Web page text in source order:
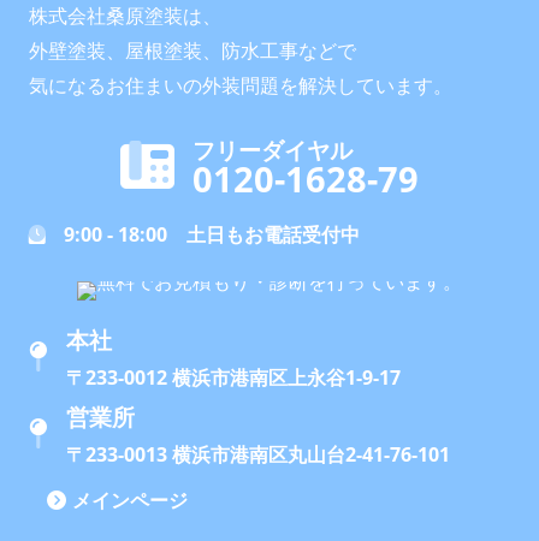
株式会社桑原塗装は、
外壁塗装、屋根塗装、防水工事などで
気になるお住まいの外装問題を解決しています。
フリーダイヤル
0120-1628-79
9:00 - 18:00 土日もお電話受付中
本社
〒233-0012 横浜市港南区上永谷1-9-17
営業所
〒233-0013 横浜市港南区丸山台2-41-76-101
メインページ